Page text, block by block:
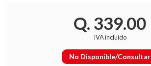
Q. 339.00
IVA incluido
No Disponible/Consultar